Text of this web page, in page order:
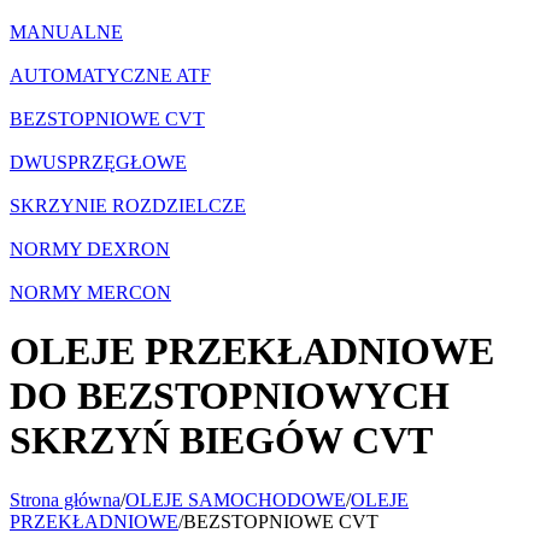
MANUALNE
AUTOMATYCZNE ATF
BEZSTOPNIOWE CVT
DWUSPRZĘGŁOWE
SKRZYNIE ROZDZIELCZE
NORMY DEXRON
NORMY MERCON
OLEJE PRZEKŁADNIOWE
DO BEZSTOPNIOWYCH
SKRZYŃ BIEGÓW CVT
Strona główna/OLEJE SAMOCHODOWE/OLEJE
PRZEKŁADNIOWE/BEZSTOPNIOWE CVT